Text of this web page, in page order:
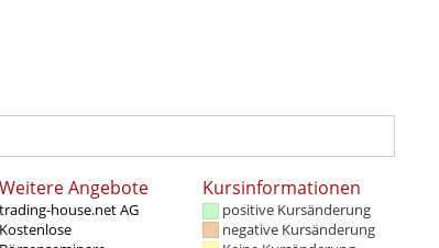
Weitere Angebote
trading-house.net AG
Kostenlose
Kursinformationen
positive Kursänderung
negative Kursänderung